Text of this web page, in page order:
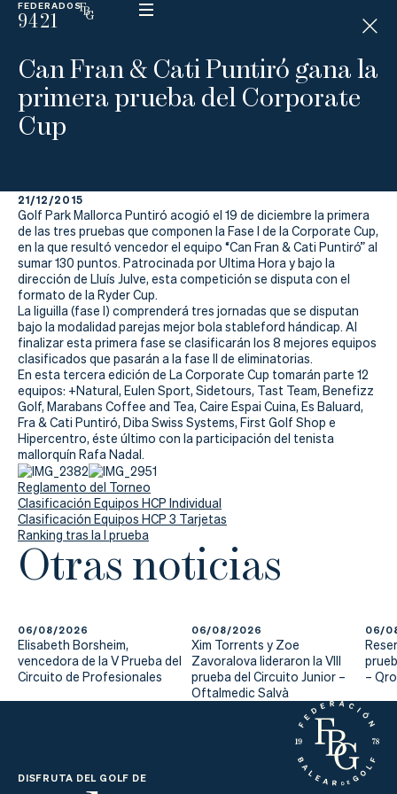
FEDERADOS
9421
ESP
N
D
C
A
P
La
Federación
Federarse
Jugar
Aprender
Actualidad
Tienda
Can Fran & Cati Puntiró gana la
primera prueba del Corporate
Cup
21/12/2015
Golf Park Mallorca Puntiró acogió el 19 de diciembre la primera
de las tres pruebas que componen la Fase I de la Corporate Cup,
en la que resultó vencedor el equipo “Can Fran & Cati Puntiró” al
sumar 130 puntos. Patrocinada por Ultima Hora y bajo la
dirección de Lluís Julve, esta competición se disputa con el
formato de la Ryder Cup.
La liguilla (fase I) comprenderá tres jornadas que se disputan
bajo la modalidad parejas mejor bola stableford hándicap. Al
finalizar esta primera fase se clasificarán los 8 mejores equipos
clasificados que pasarán a la fase II de eliminatorias.
En esta tercera edición de La Corporate Cup tomarán parte 12
equipos: +Natural, Eulen Sport, Sidetours, Tast Team, Benefizz
Golf, Marabans Coffee and Tea, Caire Espai Cuina, Es Baluard,
Fra & Cati Puntiró, Diba Swiss Systems, First Golf Shop e
Hipercentro, éste último con la participación del tenista
mallorquín Rafa Nadal.
Reglamento del Torneo
Clasificación Equipos HCP Individual
Clasificación Equipos HCP 3 Tarjetas
Ranking tras la I prueba
Otras noticias
06/08/2026
Elisabeth Borsheim,
vencedora de la V Prueba del
Circuito de Profesionales
06/08/2026
Xim Torrents y Zoe
Zavoralova lideraron la VIII
prueba del Circuito Junior –
Oftalmedic Salvà
06/
–
DISFRUTA DEL GOLF DE